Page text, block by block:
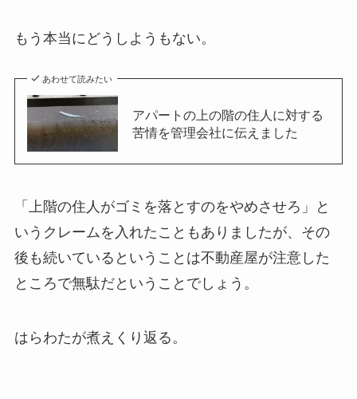
もう本当にどうしようもない。
あわせて読みたい
アパートの上の階の住人に対する
苦情を管理会社に伝えました
「上階の住人がゴミを落とすのをやめさせろ」と
いうクレームを入れたこともありましたが、その
後も続いているということは不動産屋が注意した
ところで無駄だということでしょう。
はらわたが煮えくり返る。